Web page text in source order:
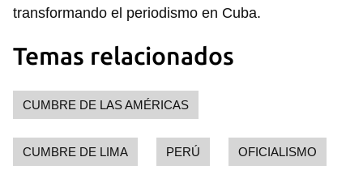
transformando el periodismo en Cuba.
Temas relacionados
CUMBRE DE LAS AMÉRICAS
CUMBRE DE LIMA PERÚ OFICIALISMO